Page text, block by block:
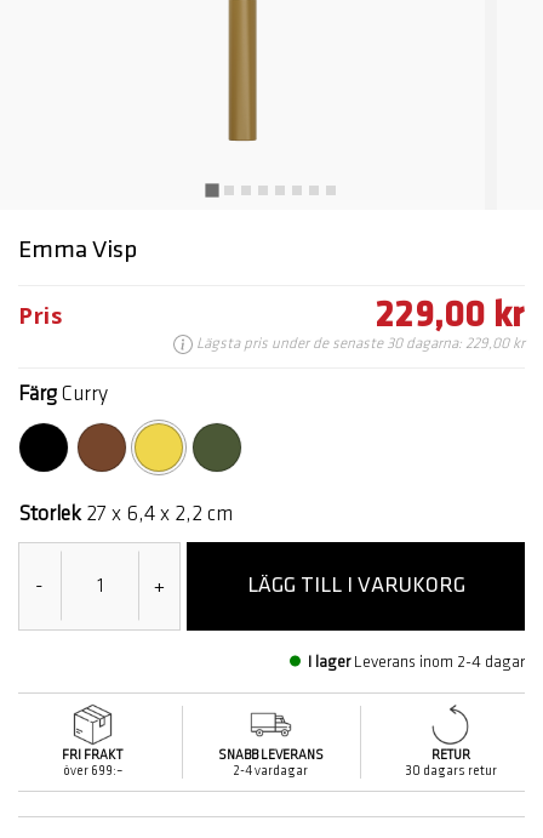
Emma Visp
Pris 229,00 kr
Lägsta pris under de senaste 30 dagarna: 229,00 kr
Färg Curry
markerade
Storlek 27 x 6,4 x 2,2 cm
- + LÄGG TILL I VARUKORG
I lager Leverans inom 2-4 dagar
FRI FRAKT
över 699:–
SNABB LEVERANS
2-4 vardagar
RETUR
30 dagars retur